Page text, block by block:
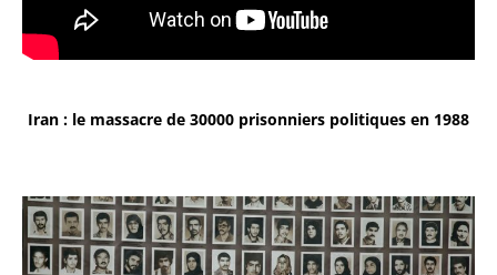
Iran : le massacre de 30000 prisonniers politiques en 1988